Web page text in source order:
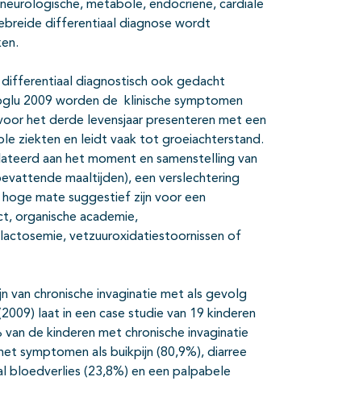
metabole, endocriene, cardiale
differentiaal diagnose wordt
diagnostisch ook gedacht
2009 worden de klinische symptomen
het derde levensjaar presenteren met een
ziekten en leidt vaak tot groeiachterstand.
aan het moment en samenstelling van
maaltijden), een verslechtering
mate suggestief zijn voor een
organische academie,
vetzuuroxidatiestoornissen of
van chronische invaginatie met als gevolg
laat in een case studie van 19 kinderen
de kinderen met chronische invaginatie
symptomen als buikpijn (80,9%), diarree
bloedverlies (23,8%) en een palpabele